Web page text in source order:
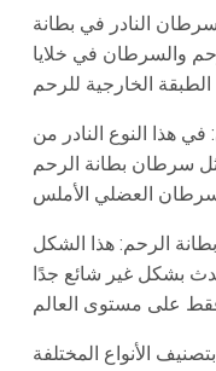
النادر في بطانة
والسرطان في خلايا
هذا النوع النادر من
سرطان بطانة الرحم
العضلي الأملس
الرحم: هذا الشكل
بشكل غير شائع جدًا
الأنواع المختلفة